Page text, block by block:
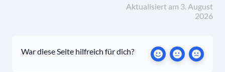
Aktualisiert am 3. August
2026
War diese Seite hilfreich für dich?